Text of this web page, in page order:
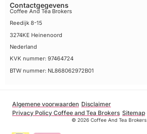
Contactgegevens
Coffee And Tea Brokers
Reedijk 8-15
3274KE Heinenoord
Nederland
KVK nummer: 97464724
BTW nummer: NL868062972B01
Algemene voorwaarden Disclaimer
Privacy Policy Coffee and Tea Brokers Sitemap
© 2026 Coffee And Tea Brokers